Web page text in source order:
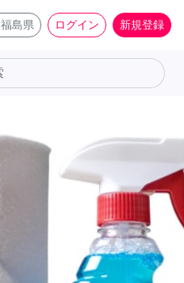
福島県 ログイン 新規登録